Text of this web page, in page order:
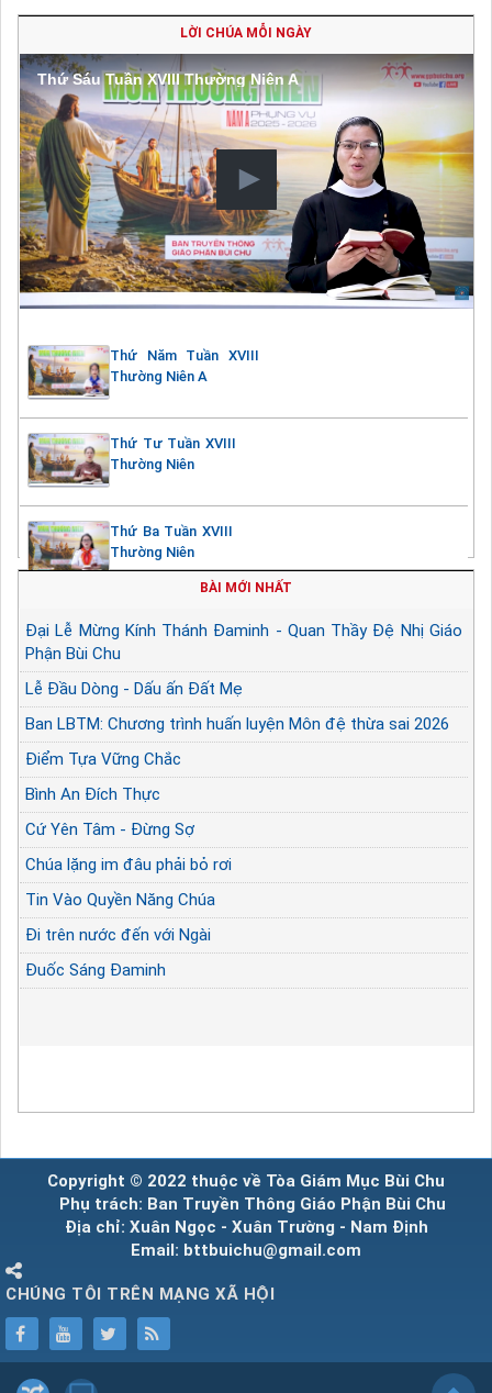
LỜI CHÚA MỖI NGÀY
Thứ Sáu Tuần XVIII Thường Niên A
Thứ Năm Tuần XVIII
Thường Niên A
Thứ Tư Tuần XVIII
Thường Niên
Thứ Ba Tuần XVIII
Thường Niên
BÀI MỚI NHẤT
Đại Lễ Mừng Kính Thánh Đaminh - Quan Thầy Đệ Nhị Giáo
Phận Bùi Chu
Lễ Đầu Dòng - Dấu ấn Đất Mẹ
Ban LBTM: Chương trình huấn luyện Môn đệ thừa sai 2026
Điểm Tựa Vững Chắc
Bình An Đích Thực
Cứ Yên Tâm - Đừng Sợ
Chúa lặng im đâu phải bỏ rơi
Tin Vào Quyền Năng Chúa
Đi trên nước đến với Ngài
Đuốc Sáng Đaminh
Copyright © 2022 thuộc về Tòa Giám Mục Bùi Chu
Phụ trách: Ban Truyền Thông Giáo Phận Bùi Chu
Địa chỉ: Xuân Ngọc - Xuân Trường - Nam Định
Email: bttbuichu@gmail.com
CHÚNG TÔI TRÊN MẠNG XÃ HỘI